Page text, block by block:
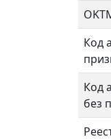
Код
Код
без